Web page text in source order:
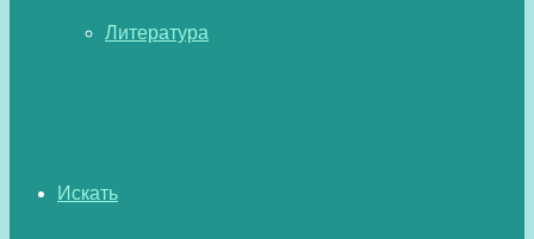
Литература
Искать